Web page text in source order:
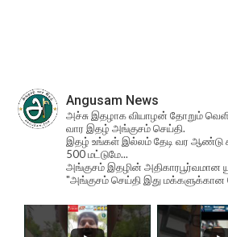
Angusam News
அச்சு இதழாக வியாழன் தோறும்
வார இதழ் அங்குசம் செய்தி.
இதழ் உங்கள் இல்லம் தேடி வர ஆண்டு
500 மட்டுமே...
அங்குசம் இதழின் அதிகாரபூர்வமான
"அங்குசம் செய்தி இது மக்களுக்கான